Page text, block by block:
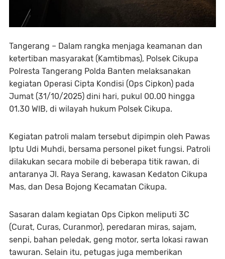
Tangerang – Dalam rangka menjaga keamanan dan
ketertiban masyarakat (Kamtibmas), Polsek Cikupa
Polresta Tangerang Polda Banten melaksanakan
kegiatan Operasi Cipta Kondisi (Ops Cipkon) pada
Jumat (31/10/2025) dini hari, pukul 00.00 hingga
01.30 WIB, di wilayah hukum Polsek Cikupa.
Kegiatan patroli malam tersebut dipimpin oleh Pawas
Iptu Udi Muhdi, bersama personel piket fungsi. Patroli
dilakukan secara mobile di beberapa titik rawan, di
antaranya Jl. Raya Serang, kawasan Kedaton Cikupa
Mas, dan Desa Bojong Kecamatan Cikupa.
Sasaran dalam kegiatan Ops Cipkon meliputi 3C
(Curat, Curas, Curanmor), peredaran miras, sajam,
senpi, bahan peledak, geng motor, serta lokasi rawan
tawuran. Selain itu, petugas juga memberikan